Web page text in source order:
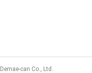
can Co., Ltd.